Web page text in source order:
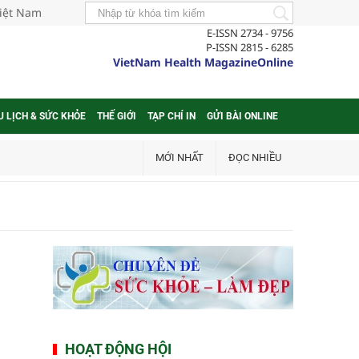
Nam
E-ISSN 2734 - 9756
P-ISSN 2815 - 6285
VietNam Health MagazineOnline
LỊCH & SỨC KHỎE THẾ GIỚI TẠP CHÍ IN GỬI BÀI ONLINE
MỚI NHẤT ĐỌC NHIỀU
HOẠT ĐỘNG HỘI